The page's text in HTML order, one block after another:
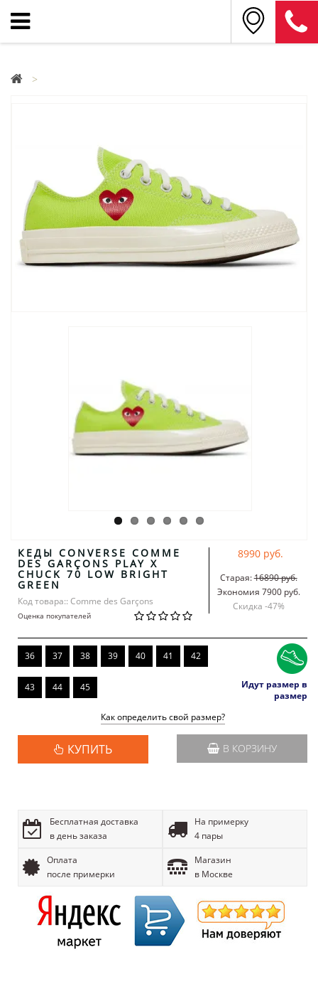
КЕДЫ CONVERSE COMME
DES GARÇONS PLAY X
CHUCK 70 LOW BRIGHT
GREEN
Код товара:: Comme des Garçons
Оценка покупателей
8990 руб.
Старая:16890 руб.
Экономия 7900 руб.
Скидка -47%
36 37 38 39 40 41 42
43 44 45
Идут размер в
размер
Как определить свой размер?
КУПИТЬ В КОРЗИНУ
Бесплатная доставка
в день заказа
На примерку
4 пары
Оплата
после примерки
Магазин
в Москве